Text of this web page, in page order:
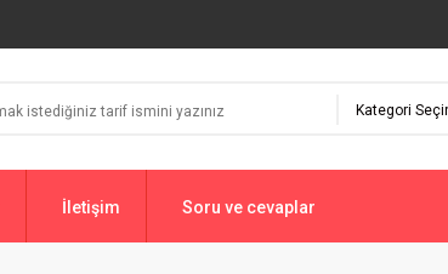
İletişim Soru ve cevaplar